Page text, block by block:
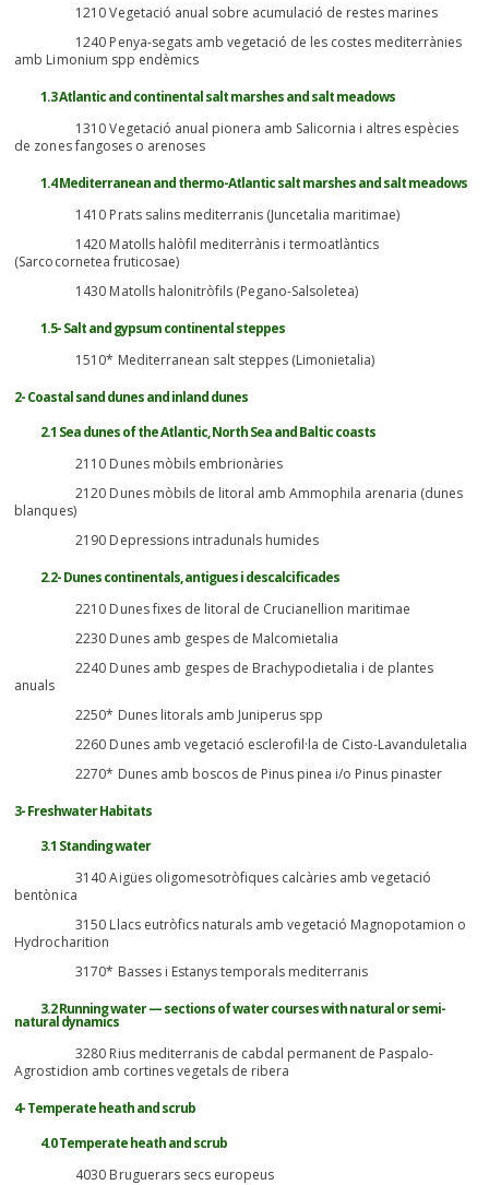
1210 Vegetació anual sobre acumulació de restes marines
1240 Penya-segats amb vegetació de les costes mediterrànies
amb Limonium spp endèmics
1.3 Atlantic and continental salt marshes and salt meadows
1310 Vegetació anual pionera amb Salicornia i altres espècies
de zones fangoses o arenoses
1.4 Mediterranean and thermo-Atlantic salt marshes and salt meadows
1410 Prats salins mediterranis (Juncetalia maritimae)
1420 Matolls halòfil mediterrànis i termoatlàntics
(Sarcocornetea fruticosae)
1430 Matolls halonitròfils (Pegano-Salsoletea)
1.5- Salt and gypsum continental steppes
1510* Mediterranean salt steppes (Limonietalia)
2- Coastal sand dunes and inland dunes
2.1 Sea dunes of the Atlantic, North Sea and Baltic coasts
2110 Dunes mòbils embrionàries
2120 Dunes mòbils de litoral amb Ammophila arenaria (dunes
blanques)
2190 Depressions intradunals humides
2.2- Dunes continentals, antigues i descalcificades
2210 Dunes fixes de litoral de Crucianellion maritimae
2230 Dunes amb gespes de Malcomietalia
2240 Dunes amb gespes de Brachypodietalia i de plantes
anuals
2250* Dunes litorals amb Juniperus spp
2260 Dunes amb vegetació esclerofil·la de Cisto-Lavanduletalia
2270* Dunes amb boscos de Pinus pinea i/o Pinus pinaster
3- Freshwater Habitats
3.1 Standing water
3140 Aigües oligomesotròfiques calcàries amb vegetació
bentònica
3150 Llacs eutròfics naturals amb vegetació Magnopotamion o
Hydrocharition
3170* Basses i Estanys temporals mediterranis
3.2 Running water — sections of water courses with natural or semi-
natural dynamics
3280 Rius mediterranis de cabdal permanent de Paspalo-
Agrostidion amb cortines vegetals de ribera
4- Temperate heath and scrub
4.0 Temperate heath and scrub
4030 Bruguerars secs europeus